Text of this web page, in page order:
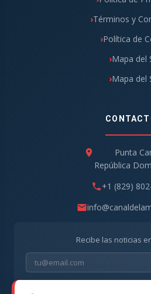
Términos y
Política de
Mapa del
Mapa del
Punta
República
+1 (829)
Recibe las noticias